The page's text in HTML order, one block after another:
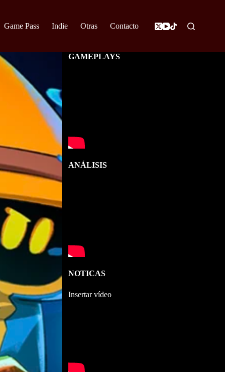
Game Pass Indie Otras Contacto
GAMEPLAYS
ANÁLISIS
NOTICAS
Insertar vídeo